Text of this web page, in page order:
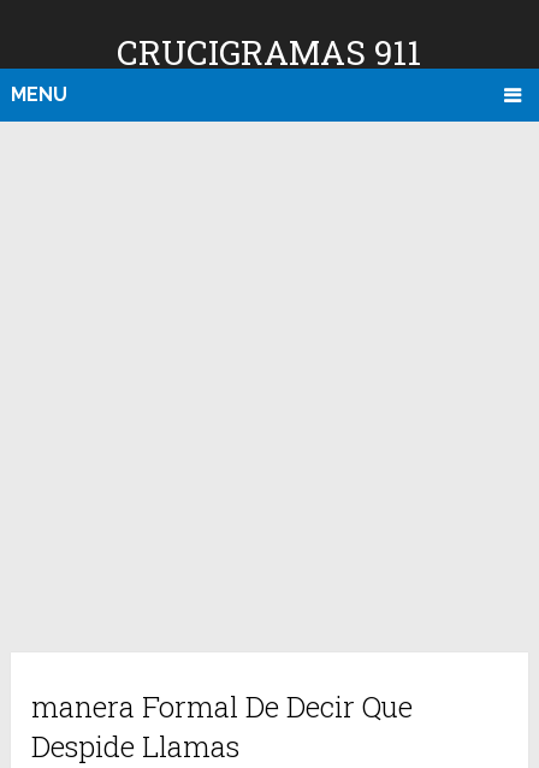
CRUCIGRAMAS 911
MENU
manera Formal De Decir Que
Despide Llamas